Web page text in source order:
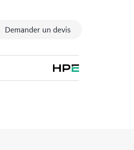
Demander un devis